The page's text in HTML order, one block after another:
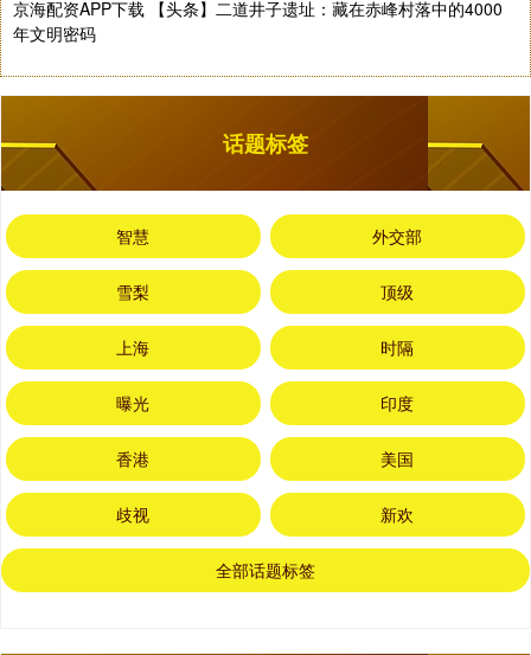
京海配资APP下载 【头条】二道井子遗址：藏在赤峰村落中的4000
年文明密码
话题标签
智慧 外交部
雪梨 顶级
上海 时隔
曝光 印度
香港 美国
歧视 新欢
全部话题标签